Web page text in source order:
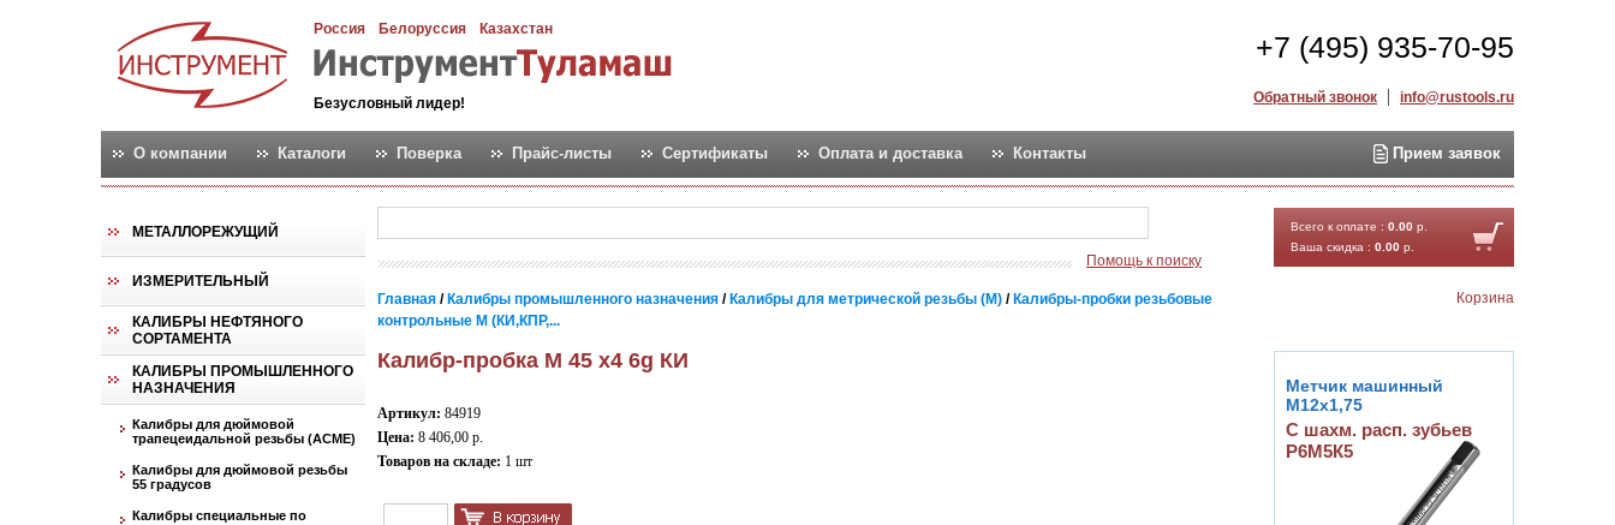
Россия Белоруссия Казахстан
Безусловный лидер!
+7 (495) 935-70-95
Обратный звонок info@rustools.ru
О компании Каталоги Поверка Прайс-листы Сертификаты Оплата и доставка Контакты Прием заявок
МЕТАЛЛОРЕЖУЩИЙ
ИЗМЕРИТЕЛЬНЫЙ
КАЛИБРЫ НЕФТЯНОГО
СОРТАМЕНТА
КАЛИБРЫ ПРОМЫШЛЕННОГО
НАЗНАЧЕНИЯ
Калибры для дюймовой
трапецеидальной резьбы (АСМЕ)
Калибры для дюймовой резьбы
55 градусов
Калибры специальные по
Помощь к поиску
Всего к оплате : 0.00 р.
Ваша скидка : 0.00 р.
Корзина
Главная / Калибры промышленного назначения / Калибры для метрической резьбы (М) / Калибры-пробки резьбовые
контрольные М (КИ,КПР,...
Калибр-пробка М 45 х4 6g КИ
Артикул: 84919
Цена: 8 406,00 р.
Товаров на складе: 1 шт
Метчик машинный
М12х1,75
С шахм. расп. зубьев
Р6М5К5